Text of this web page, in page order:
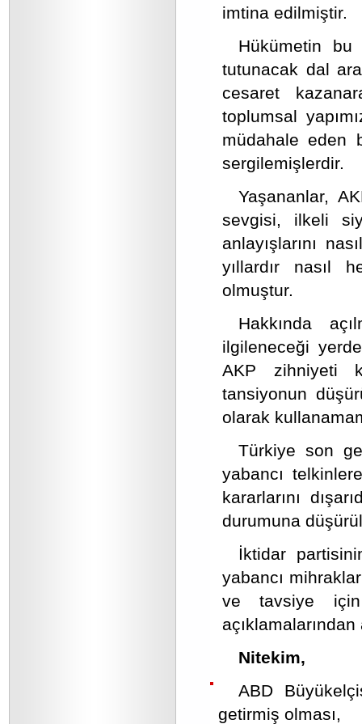
imtina edilmiştir.
Hükümetin
tutunacak dal
cesaret
toplumsal
müdahale eden
sergilemişlerdir.
Yaşananlar,
sevgisi, ilkeli
anlayışlarını
yıllardır nasıl
olmuştur.
Hakkında
ilgileneceği
AKP zihniyeti
tansiyonun
olarak
Türkiye son
yabancı
kararlarını
durumuna
İktidar
yabancı
ve tavsiye
açıklamalarından
Nitekim,
ABD
getirmiş olması,